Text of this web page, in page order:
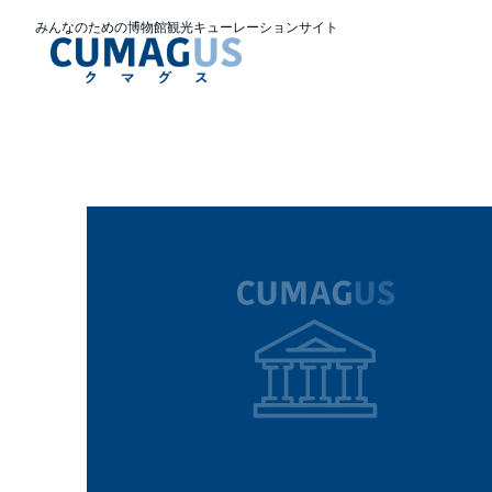
みんなのための博物館観光キューレーションサイト